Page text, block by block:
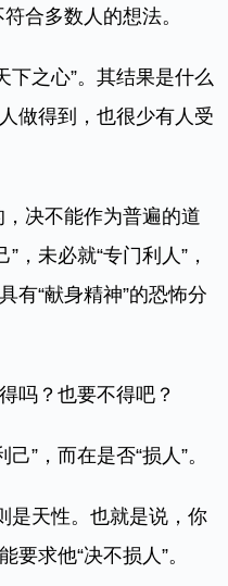
合多数人的想法。
下之心”。其结果是什么
做得到，也很少有人受
决不能作为普遍的道
，未必就“专门利人”，
有“献身精神”的恐怖分
吗？也要不得吧？
”，而在是否“损人”。
是天性。也就是说，你
要求他“决不损人”。